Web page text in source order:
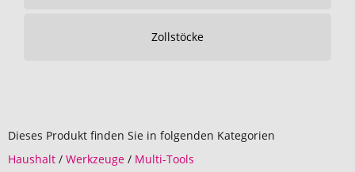
Zollstöcke
Dieses Produkt finden Sie in folgenden Kategorien
Haushalt / Werkzeuge / Multi-Tools